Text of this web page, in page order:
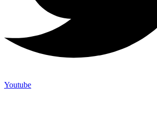
Youtube